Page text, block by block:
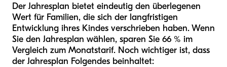
Der Jahresplan bietet eindeutig den überlegenen
Wert für Familien, die sich der langfristigen
Entwicklung ihres Kindes verschrieben haben. Wenn
Sie den Jahresplan wählen, sparen Sie 66 % im
Vergleich zum Monatstarif. Noch wichtiger ist, dass
der Jahresplan Folgendes beinhaltet: